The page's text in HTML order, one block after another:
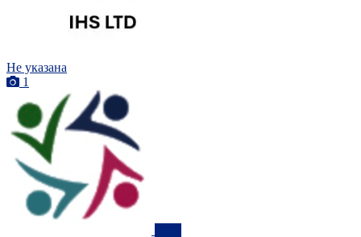
Не указана
1